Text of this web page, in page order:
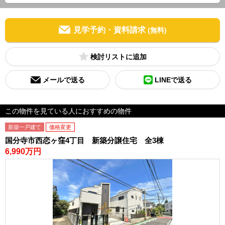
見学予約・資料請求 (無料)
検討リスト
メールで送る LINEで送る
この物件を見ている人におすすめの物件
新築一戸建て 価格変更
国分寺市西恋ヶ窪4丁目 新築分譲住宅 全3棟
6,990万円